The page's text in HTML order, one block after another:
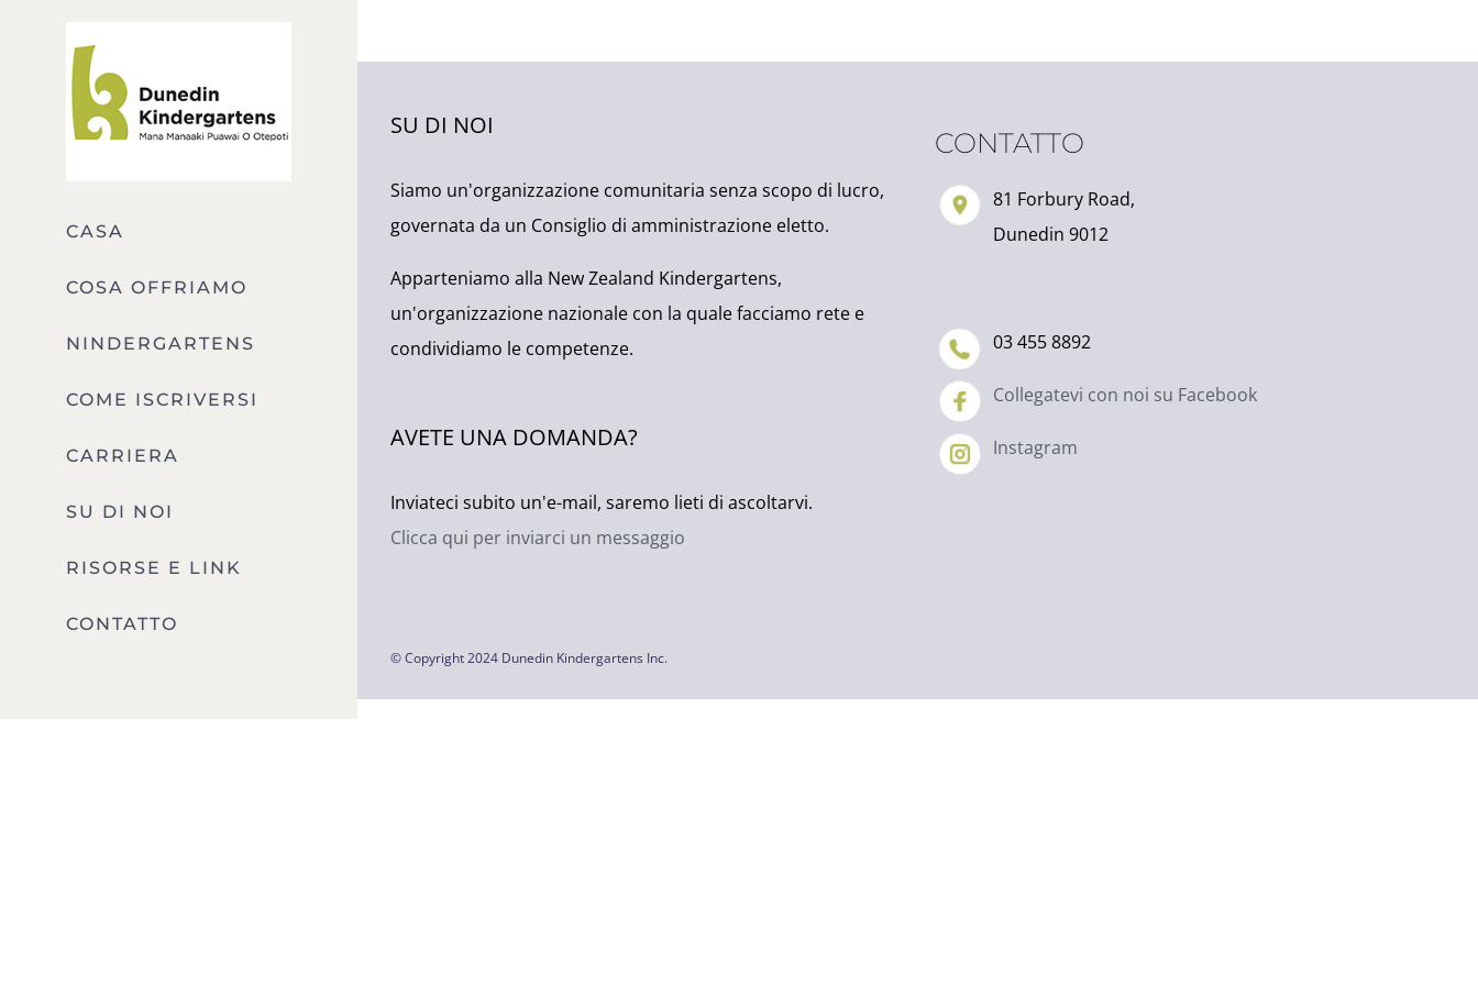
contenuto
CASA
COSA OFFRIAMO
NINDERGARTENS
COME ISCRIVERSI
CARRIERA
SU DI NOI
RISORSE E LINK
CONTATTO
SU DI NOI
Siamo un'organizzazione comunitaria senza scopo di lucro,
governata da un Consiglio di amministrazione eletto.
Apparteniamo alla New Zealand Kindergartens,
un'organizzazione nazionale con la quale facciamo rete e
condividiamo le competenze.
AVETE UNA DOMANDA?
Inviateci subito un'e-mail, saremo lieti di ascoltarvi.
Clicca qui per inviarci un messaggio
CONTATTO
81 Forbury Road,
Dunedin 9012
03 455 8892
Collegatevi con noi su Facebook
Instagram
© Copyright 2024 Dunedin Kindergartens Inc.